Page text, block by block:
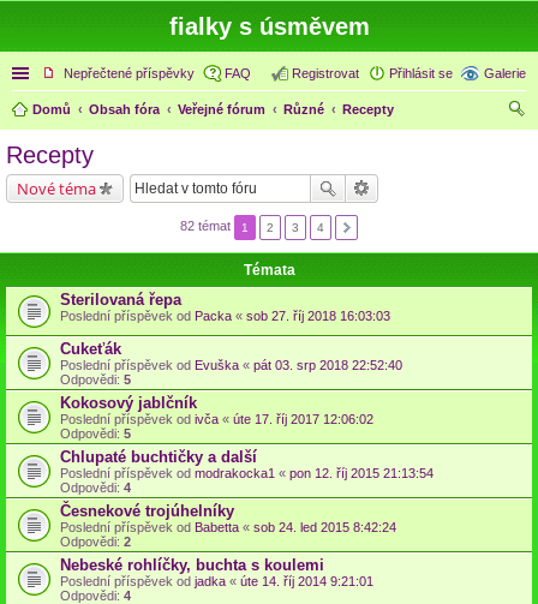
fialky s úsměvem
Rychlé odkazy
Nepřečtené příspěvky Galerie
FAQ Přihlásit se
Registrovat
Domů Obsah fóra Veřejné fórum Různé
Recepty
Recepty
Nové téma
82 témat 1 2 3 4
Témata
Sterilovaná řepa
Poslední příspěvek od Packa « sob 27. říj 2018 16:03:03
Cukeťák
Poslední příspěvek od Evuška « pát 03. srp 2018 22:52:40
Odpovědi: 5
Kokosový jablčník
Poslední příspěvek od ivča « úte 17. říj 2017 12:06:02
Odpovědi: 5
Chlupaté buchtičky a další
Poslední příspěvek od modrakocka1 « pon 12. říj 2015 21:13:54
Odpovědi: 4
Česnekové trojúhelníky
Poslední příspěvek od Babetta « sob 24. led 2015 8:42:24
Odpovědi: 2
Nebeské rohlíčky, buchta s koulemi
Poslední příspěvek od jadka « úte 14. říj 2014 9:21:01
Odpovědi: 4